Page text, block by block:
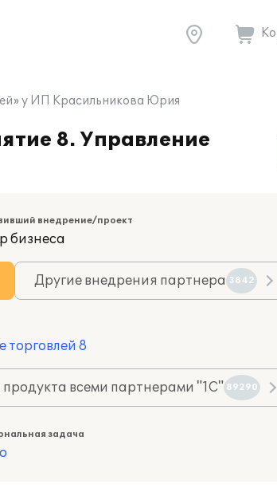
у ИП Красильникова Юрия
8. Управление
внедрение/проект
бизнеса
Другие внедрения партнера 3842
торговлей 8
всеми партнерами "1С" 89290
задача